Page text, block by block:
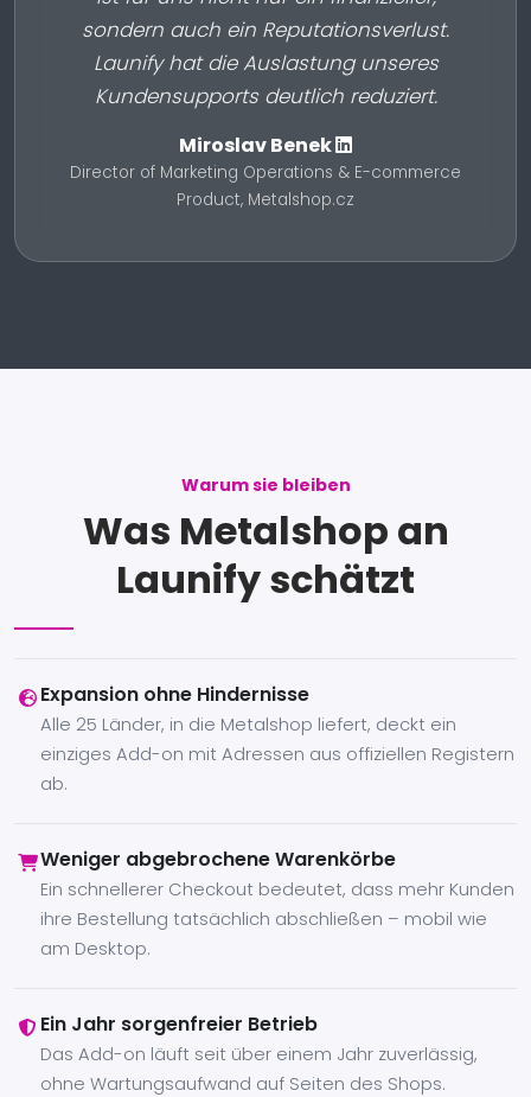
sondern auch ein Reputationsverlust.
Launify hat die Auslastung unseres
Kundensupports deutlich reduziert.
Miroslav Benek
Director of Marketing Operations & E-commerce
Product, Metalshop.cz
Warum sie bleiben
Was Metalshop an
Launify schätzt
Expansion ohne Hindernisse
Alle 25 Länder, in die Metalshop liefert, deckt ein
einziges Add-on mit Adressen aus offiziellen Registern
ab.
Weniger abgebrochene Warenkörbe
Ein schnellerer Checkout bedeutet, dass mehr Kunden
ihre Bestellung tatsächlich abschließen – mobil wie
am Desktop.
Ein Jahr sorgenfreier Betrieb
Das Add-on läuft seit über einem Jahr zuverlässig,
ohne Wartungsaufwand auf Seiten des Shops.